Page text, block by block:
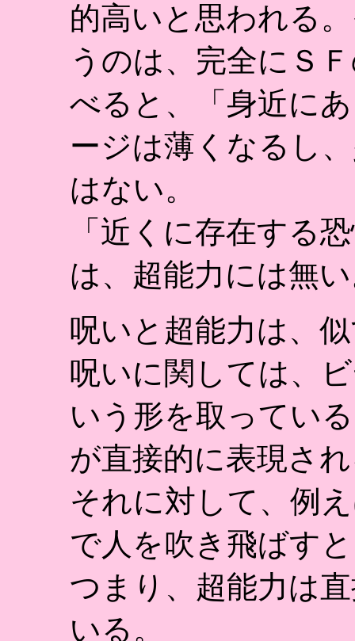
的高いと思われる
うのは、完全にＳ
べると、「身近に
ージは薄くなるし
はない。
「近くに存在する
は、超能力には無
呪いと超能力は、
呪いに関しては、
いう形を取ってい
が直接的に表現さ
それに対して、例
で人を吹き飛ばす
つまり、超能力は
いる。